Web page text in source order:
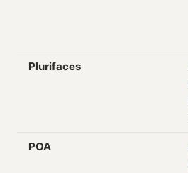
Plurifaces
POA